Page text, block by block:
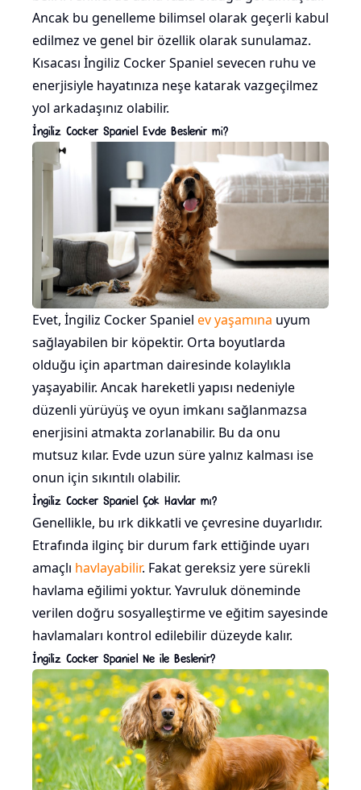
Ancak bu genelleme bilimsel olarak geçerli kabul
edilmez ve genel bir özellik olarak sunulamaz.
Kısacası İngiliz Cocker Spaniel sevecen ruhu ve
enerjisiyle hayatınıza neşe katarak vazgeçilmez
yol arkadaşınız olabilir.
İngiliz Cocker Spaniel Evde Beslenir mi?
Evet, İngiliz Cocker Spaniel ev yaşamına uyum
sağlayabilen bir köpektir. Orta boyutlarda
olduğu için apartman dairesinde kolaylıkla
yaşayabilir. Ancak hareketli yapısı nedeniyle
düzenli yürüyüş ve oyun imkanı sağlanmazsa
enerjisini atmakta zorlanabilir. Bu da onu
mutsuz kılar. Evde uzun süre yalnız kalması ise
onun için sıkıntılı olabilir.
İngiliz Cocker Spaniel Çok Havlar mı?
Genellikle, bu ırk dikkatli ve çevresine duyarlıdır.
Etrafında ilginç bir durum fark ettiğinde uyarı
amaçlı havlayabilir. Fakat gereksiz yere sürekli
havlama eğilimi yoktur. Yavruluk döneminde
verilen doğru sosyalleştirme ve eğitim sayesinde
havlamaları kontrol edilebilir düzeyde kalır.
İngiliz Cocker Spaniel Ne ile Beslenir?